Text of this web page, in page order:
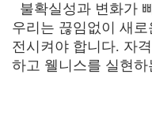
불확실성과 변화가
우리는 끊임없이 새
전시켜야 합니다. 자
하고 웰니스를 실현